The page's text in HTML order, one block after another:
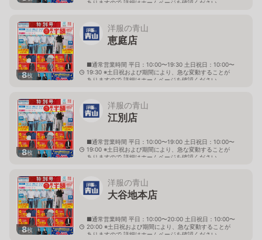
ありますので 詳細はホームページを確認ください
8枚
洋服の青山
恵庭店
■通常営業時間 平日：10:00〜19:30 土日祝日：10:00〜
19:30 ※土日祝および期間により、急な変動することが
ありますので 詳細はホームページを確認ください
8枚
洋服の青山
江別店
■通常営業時間 平日：10:00〜19:00 土日祝日：10:00〜
19:00 ※土日祝および期間により、急な変動することが
ありますので 詳細はホームページを確認ください
8枚
洋服の青山
大谷地本店
■通常営業時間 平日：10:00〜20:00 土日祝日：10:00〜
20:00 ※土日祝および期間により、急な変動することが
ありますので 詳細はホームページを確認ください